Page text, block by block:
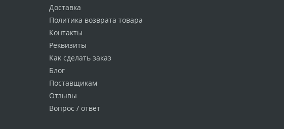
Доставка
Политика возврата товара
Контакты
Реквизиты
Как сделать заказ
Блог
Поставщикам
Отзывы
Вопрос / ответ